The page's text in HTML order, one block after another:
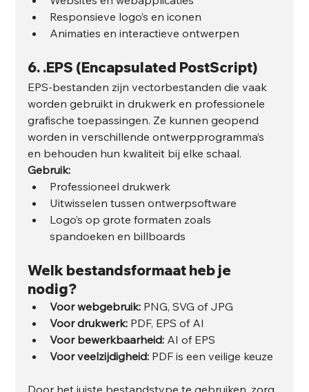
Responsieve logo’s en iconen
Animaties en interactieve ontwerpen
6. .EPS (Encapsulated PostScript)
EPS-bestanden zijn vectorbestanden die vaak
worden gebruikt in drukwerk en professionele
grafische toepassingen. Ze kunnen geopend
worden in verschillende ontwerpprogramma’s
en behouden hun kwaliteit bij elke schaal.
Gebruik:
Professioneel drukwerk
Uitwisselen tussen ontwerpsoftware
Logo’s op grote formaten zoals
spandoeken en billboards
Welk bestandsformaat heb je
nodig?
Voor webgebruik: PNG, SVG of JPG
Voor drukwerk: PDF, EPS of AI
Voor bewerkbaarheid: AI of EPS
Voor veelzijdigheid: PDF is een veilige keuze
Door het juiste bestandstype te gebruiken, zorg